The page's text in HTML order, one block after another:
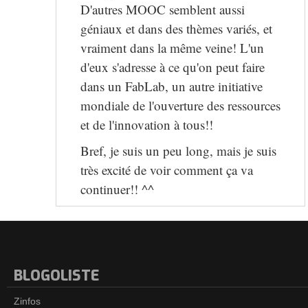
D'autres MOOC semblent aussi
géniaux et dans des thèmes variés, et
vraiment dans la même veine! L'un
d'eux s'adresse à ce qu'on peut faire
dans un FabLab, un autre initiative
mondiale de l'ouverture des ressources
et de l'innovation à tous!!
Bref, je suis un peu long, mais je suis
très excité de voir comment ça va
continuer!! ^^
BLOGOLISTE
Zinfos